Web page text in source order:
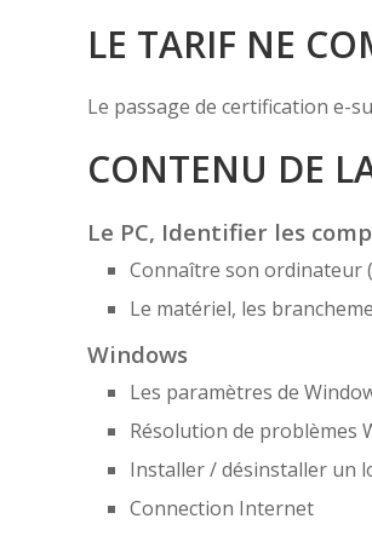
LE TARIF NE
Le passage de certification e-
CONTENU DE
Le PC, Identifier les
Connaître son ordinateur
Le matériel, les
Windows
Les paramètres de
Résolution de problèmes
Installer / désinstaller un
Connection Internet